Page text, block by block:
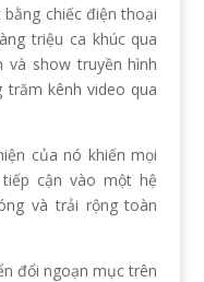
chiếc điện thoại
triệu ca khúc qua
và show truyền hình
kênh video qua
của nó khiến mọi
cận vào một hệ
và trải rộng toàn
đổi ngoạn mục trên